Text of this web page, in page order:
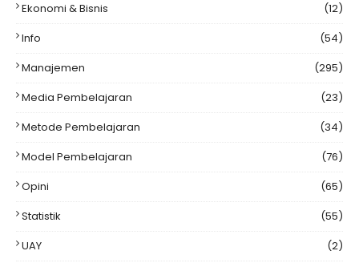
Ekonomi & Bisnis
(12)
Info
(54)
Manajemen
(295)
Media Pembelajaran
(23)
Metode Pembelajaran
(34)
Model Pembelajaran
(76)
Opini
(65)
Statistik
(55)
UAY
(2)